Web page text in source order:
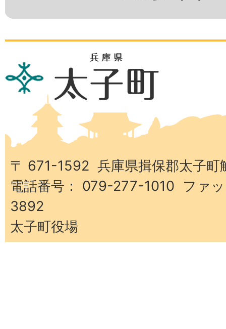
兵
庫
子
町
〒 671-1592 兵庫県揖保郡太子町
電話番号： 079-277-1010 ファ
3892
太子町役場